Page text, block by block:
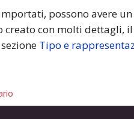
possono avere
creato con molti
Tipo e